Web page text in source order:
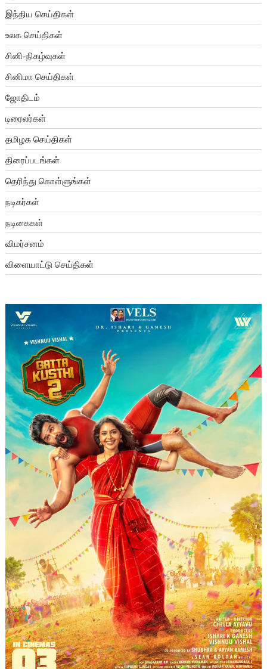
இந்திய செய்திகள்
உலக செய்திகள்
சினி-நிகழ்வுகள்
சினிமா செய்திகள்
ஜோதிடம்
டிரைலர்கள்
தமிழக செய்திகள்
திரைப்படங்கள்
தெரிந்து கொள்ளுங்கள்
நடிகர்கள்
நடிகைகள்
விமர்சனம்
விளையாட்டு செய்திகள்